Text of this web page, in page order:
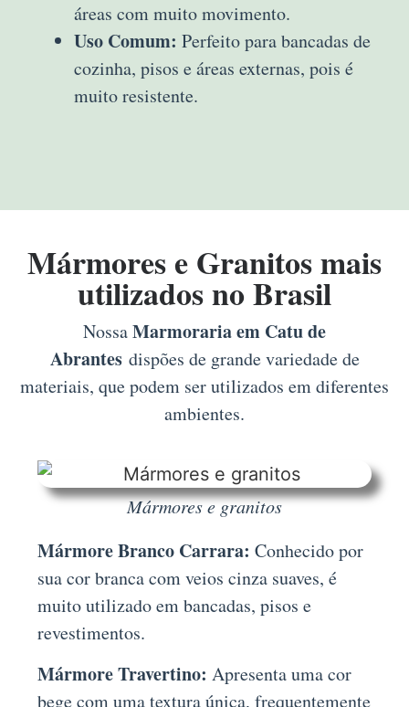
áreas com muito movimento.
Uso Comum: Perfeito para bancadas de
cozinha, pisos e áreas externas, pois é
muito resistente.
Mármores e Granitos mais
utilizados no Brasil
NossaMarmoraria em Catu de
Abrantesdispões de grande variedade de
materiais, que podem ser utilizados em diferentes
ambientes.
Mármores e granitos
Mármore Branco Carrara: Conhecido por
sua cor branca com veios cinza suaves, é
muito utilizado em bancadas, pisos e
revestimentos.
Mármore Travertino: Apresenta uma cor
bege com uma textura única, frequentemente